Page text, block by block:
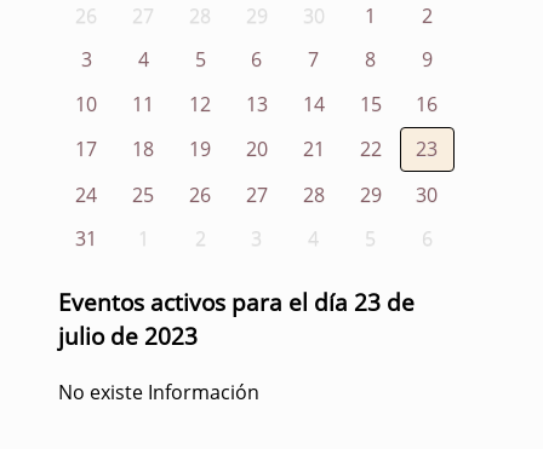
26 27 28 29 30 1
2
3
4 5 6 7 8
9
10
11 12 13 14 15
16
17
18 19 20 21 22
23
24
25 26 27 28 29
30
31
1 2 3 4 5 6
Eventos activos para el día 23 de
julio de 2023
No existe Información